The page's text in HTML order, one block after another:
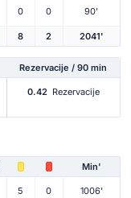
0 0 90'
8 2 2041'
Rezervacije / 90 min
0.42 Rezervacije
Min'
5 0 1006'